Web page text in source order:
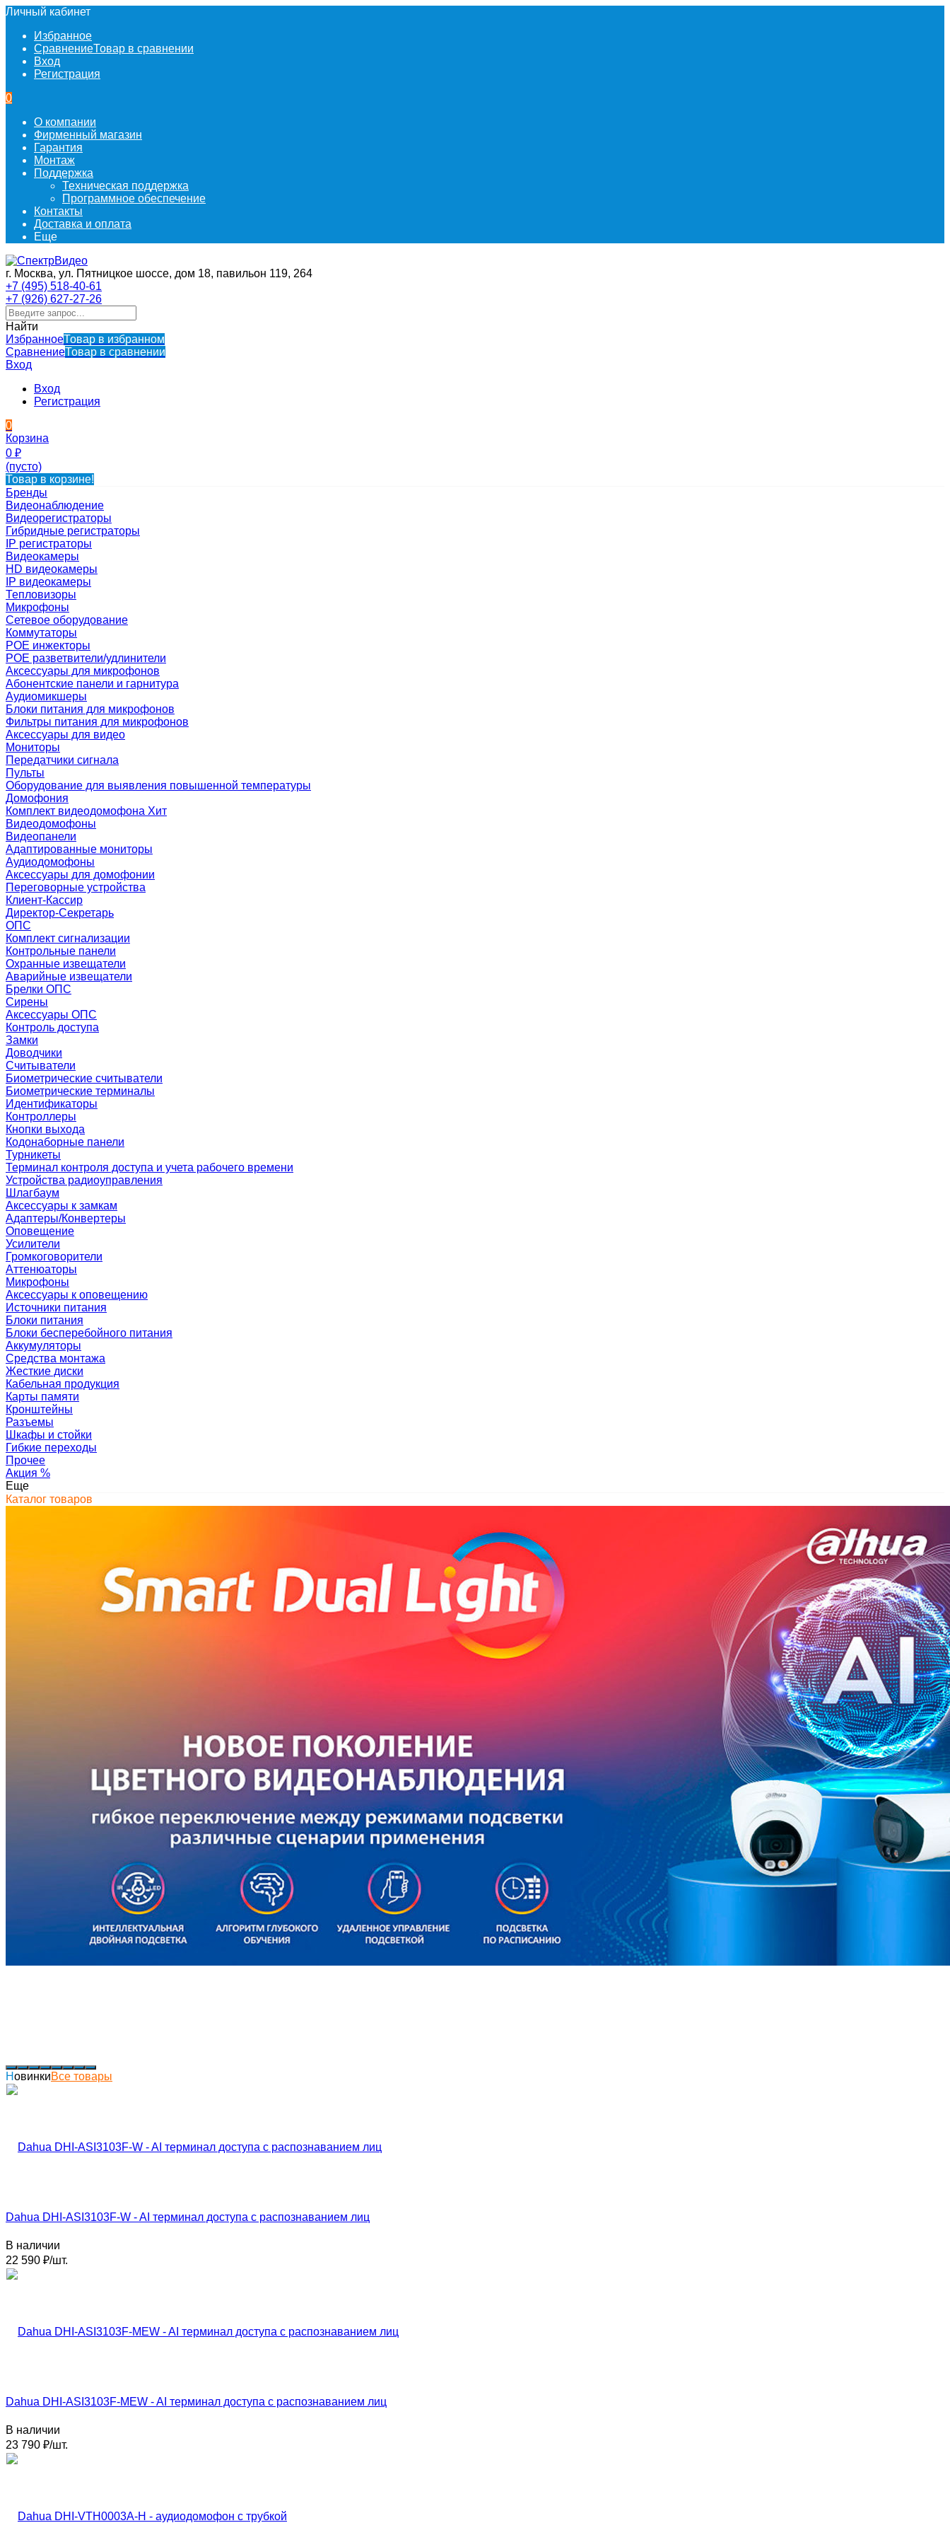
Личный кабинет
Избранное
СравнениеТовар в сравнении
Вход
Регистрация
0
О компании
Фирменный магазин
Гарантия
Монтаж
Поддержка
Техническая поддержка
Программное обеспечение
Контакты
Доставка и оплата
Еще
г. Москва, ул. Пятницкое шоссе, дом 18, павильон 119, 264
+7 (495) 518-40-61
+7 (926) 627-27-26
Найти
ИзбранноеТовар в избранном
СравнениеТовар в сравнении
Вход
Вход
Регистрация
0
Корзина
0 ₽
(пусто)
Товар в корзине!
Бренды
Видеонаблюдение
Видеорегистраторы
Гибридные регистраторы
IP регистраторы
Видеокамеры
HD видеокамеры
IP видеокамеры
Тепловизоры
Микрофоны
Сетевое оборудование
Коммутаторы
POE инжекторы
POE разветвители/удлинители
Аксессуары для микрофонов
Абонентские панели и гарнитура
Аудиомикшеры
Блоки питания для микрофонов
Фильтры питания для микрофонов
Аксессуары для видео
Мониторы
Передатчики сигнала
Пульты
Оборудование для выявления повышенной температуры
Домофония
Комплект видеодомофона Хит
Видеодомофоны
Видеопанели
Адаптированные мониторы
Аудиодомофоны
Аксессуары для домофонии
Переговорные устройства
Клиент-Кассир
Директор-Секретарь
ОПС
Комплект сигнализации
Контрольные панели
Охранные извещатели
Аварийные извещатели
Брелки ОПС
Сирены
Аксессуары ОПС
Контроль доступа
Замки
Доводчики
Считыватели
Биометрические считыватели
Биометрические терминалы
Идентификаторы
Контроллеры
Кнопки выхода
Кодонаборные панели
Турникеты
Терминал контроля доступа и учета рабочего времени
Устройства радиоуправления
Шлагбаум
Аксессуары к замкам
Адаптеры/Конвертеры
Оповещение
Усилители
Громкоговорители
Аттенюаторы
Микрофоны
Аксессуары к оповещению
Источники питания
Блоки питания
Блоки бесперебойного питания
Аккумуляторы
Средства монтажа
Жесткие диски
Кабельная продукция
Карты памяти
Кронштейны
Разъемы
Шкафы и стойки
Гибкие переходы
Прочее
Акция %
Еще
Каталог товаров
НовинкиВсе товары
Dahua DHI-ASI3103F-W - AI терминал доступа с распознаванием лиц
В наличии
22 590 ₽/шт.
Dahua DHI-ASI3103F-MEW - AI терминал доступа с распознаванием лиц
В наличии
23 790 ₽/шт.